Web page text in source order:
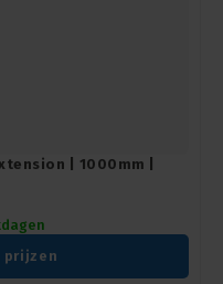
| 1000mm |
prijzen